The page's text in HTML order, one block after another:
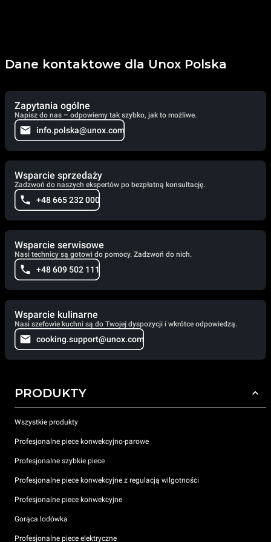
Dane kontaktowe dla Unox Polska
Zapytania ogólne
Napisz do nas – odpowiemy tak szybko, jak to możliwe.
info.polska@unox.com
Wsparcie sprzedaży
Zadzwoń do naszych ekspertów po bezpłatną konsultację.
+48 665 232 000
Wsparcie serwisowe
Nasi technicy są gotowi do pomocy. Zadzwoń do nich.
+48 609 502 111
Wsparcie kulinarne
Nasi szefowie kuchni są do Twojej dyspozycji i wkrótce odpowiedzą.
cooking.support@unox.com
PRODUKTY
Wszystkie produkty
Profesjonalne piece konwekcyjno-parowe
Profesjonalne szybkie piece
Profesjonalne piece konwekcyjne z regulacją wilgotności
Profesjonalne piece konwekcyjne
Gorąca lodówka
Profesjonalne piece elektryczne